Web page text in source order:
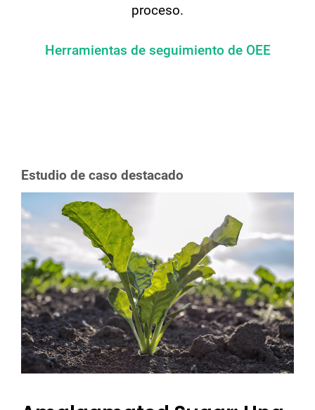
proceso.
Herramientas de seguimiento de OEE
Estudio de caso destacado